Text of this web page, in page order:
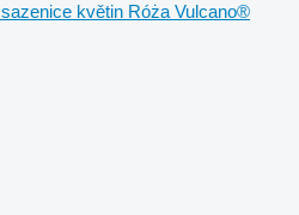
sazenice květin Róża Vulcano®